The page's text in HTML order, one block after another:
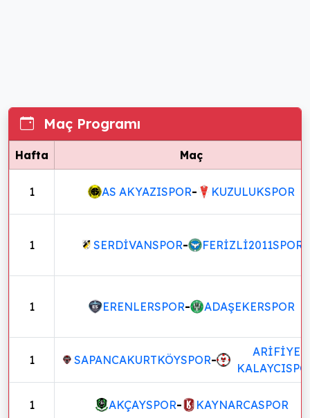
Maç Programı
Hafta Maç
1 AS AKYAZISPOR- KUZULUKSPOR
1 SERDİVANSPOR- FERİZLİ2011SPOR
1 ERENLERSPOR- ADAŞEKERSPOR
1 SAPANCAKURTKÖYSPOR-
ARİFİYE
1 AKÇAYSPOR- KAYNARCASPOR